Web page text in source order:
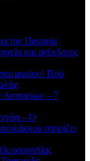
την Παναγία
και ανέκδοτες
Πού
Ασσυρίων – 7
– Ο
στηρίζει